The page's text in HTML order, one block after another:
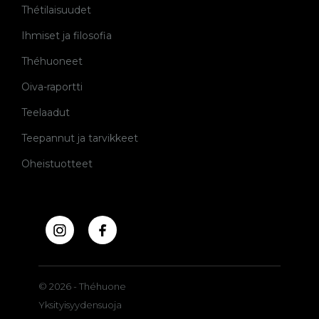
Thétilaisuudet
Ihmiset ja filosofia
Théhuoneet
Oiva-raportti
Teelaadut
Teepannut ja tarvikkeet
Oheistuotteet
© 2026 - Théhuone
Yksityisyydensuoja